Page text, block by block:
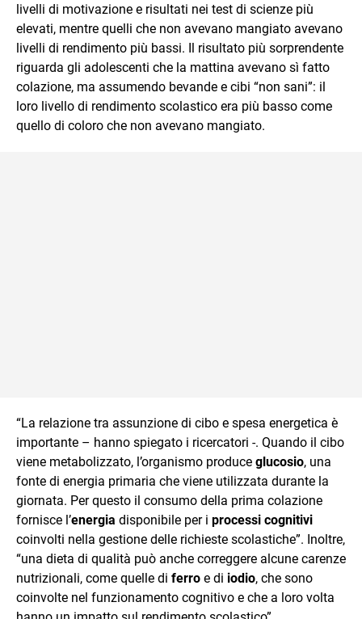
livelli di motivazione e risultati nei test di scienze più
elevati, mentre quelli che non avevano mangiato avevano
livelli di rendimento più bassi. Il risultato più sorprendente
riguarda gli adolescenti che la mattina avevano sì fatto
colazione, ma assumendo bevande e cibi “non sani”: il
loro livello di rendimento scolastico era più basso come
quello di coloro che non avevano mangiato.
“La relazione tra assunzione di cibo e spesa energetica è
importante – hanno spiegato i ricercatori -. Quando il cibo
viene metabolizzato, l’organismo produce glucosio, una
fonte di energia primaria che viene utilizzata durante la
giornata. Per questo il consumo della prima colazione
fornisce l’energia disponibile per i processi cognitivi
coinvolti nella gestione delle richieste scolastiche”. Inoltre,
“una dieta di qualità può anche correggere alcune carenze
nutrizionali, come quelle di ferro e di iodio, che sono
coinvolte nel funzionamento cognitivo e che a loro volta